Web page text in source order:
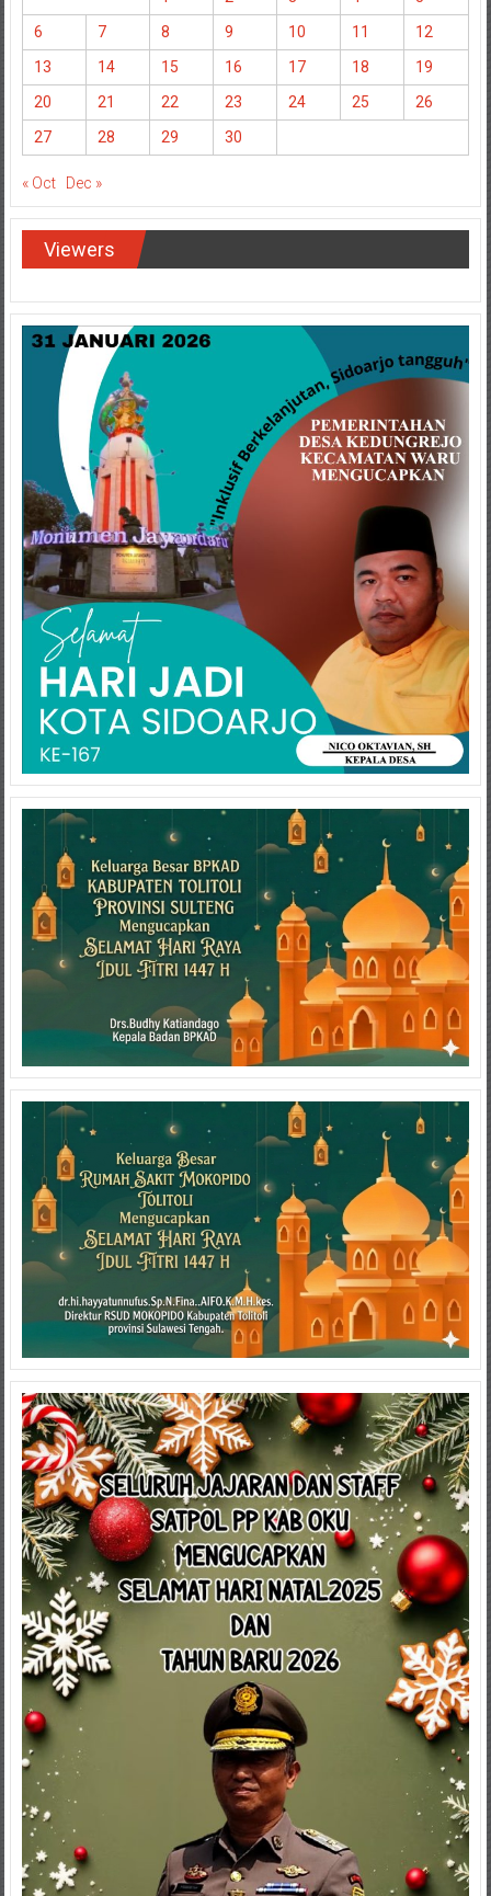
6
7 8 9 10 11
12
13
14 15 16 17 18
19
20
21 22 23 24 25
26
27
28 29 30
« Oct Dec »
Viewers